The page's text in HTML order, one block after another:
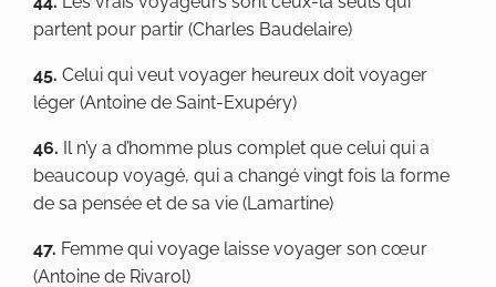
partent pour partir (Charles Baudelaire)
45. Celui qui veut voyager heureux doit voyager
léger (Antoine de Saint-Exupéry)
46. Il n’y a d’homme plus complet que celui qui a
beaucoup voyagé, qui a changé vingt fois la forme
de sa pensée et de sa vie (Lamartine)
47. Femme qui voyage laisse voyager son cœur
(Antoine de Rivarol)